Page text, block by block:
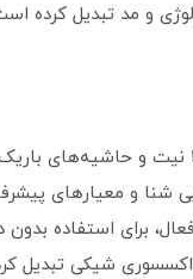
و مد تبدیل کرده
شیکی تبدیل